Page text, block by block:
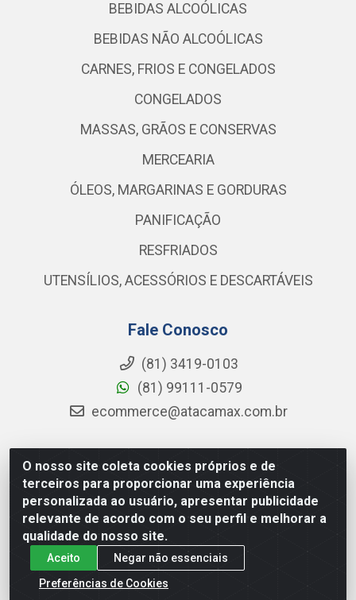
O nosso site coleta cookies próprios e de
terceiros para proporcionar uma experiência
personalizada ao usuário, apresentar publicidade
relevante de acordo com o seu perfil e melhorar a
qualidade do nosso site.
Aceito
Negar não essenciais
Preferências de Cookies
BEBIDAS ALCOÓLICAS
BEBIDAS NÃO ALCOÓLICAS
CARNES, FRIOS E CONGELADOS
CONGELADOS
MASSAS, GRÃOS E CONSERVAS
MERCEARIA
ÓLEOS, MARGARINAS E GORDURAS
PANIFICAÇÃO
RESFRIADOS
UTENSÍLIOS, ACESSÓRIOS E DESCARTÁVEIS
Fale Conosco
(81) 3419-0103
(81) 99111-0579
ecommerce@atacamax.com.br
Atacamax Importadora de Alimentos LTDA - RODOVIA BR-
101 - SUL, KM 79,60 GP E GALPAO:D - Muribeca, Jaboatão dos
Guararapes - PE, 54355-010 - CNPJ 08.305.623/0001-84